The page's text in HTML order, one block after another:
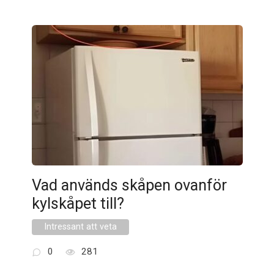
Vad används skåpen ovanför
kylskåpet till?
Intressant att veta
0 281